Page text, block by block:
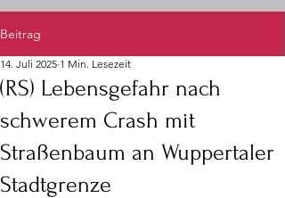
Beitrag
(RS) Lebensgefahr nach
schwerem Crash mit
Straßenbaum an Wuppertaler
Stadtgrenze
14. Juli 2025 1 Min. Lesezeit